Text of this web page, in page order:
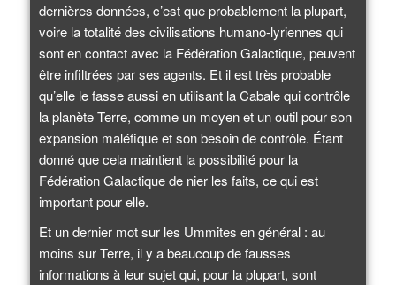
dernières données, c’est que probablement la plupart,
voire la totalité des civilisations humano-lyriennes qui
sont en contact avec la Fédération Galactique, peuvent
être infiltrées par ses agents. Et il est très probable
qu’elle le fasse aussi en utilisant la Cabale qui contrôle
la planète Terre, comme un moyen et un outil pour son
expansion maléfique et son besoin de contrôle. Étant
donné que cela maintient la possibilité pour la
Fédération Galactique de nier les faits, ce qui est
important pour elle.
Et un dernier mot sur les Ummites en général : au
moins sur Terre, il y a beaucoup de fausses
informations à leur sujet qui, pour la plupart, sont